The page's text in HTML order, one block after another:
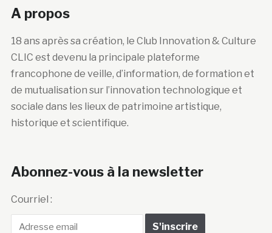
A propos
18 ans après sa création, le Club Innovation & Culture
CLIC est devenu la principale plateforme
francophone de veille, d’information, de formation et
de mutualisation sur l’innovation technologique et
sociale dans les lieux de patrimoine artistique,
historique et scientifique.
Abonnez-vous à la newsletter
Courriel :